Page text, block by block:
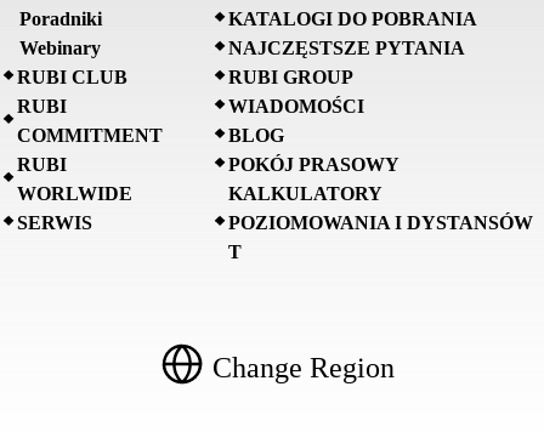
Poradniki
Webinary
RUBI CLUB
RUBI
COMMITMENT
RUBI
WORLWIDE
SERWIS
KATALOGI DO POBRANIA
NAJCZĘSTSZE PYTANIA
RUBI GROUP
WIADOMOŚCI
BLOG
POKÓJ PRASOWY
KALKULATORY
POZIOMOWANIA I DYSTANSÓW
T
Change Region